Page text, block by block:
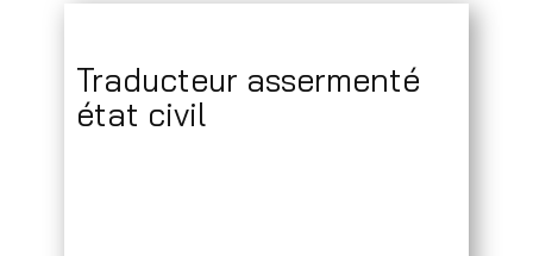
Traducteur assermenté
état civil